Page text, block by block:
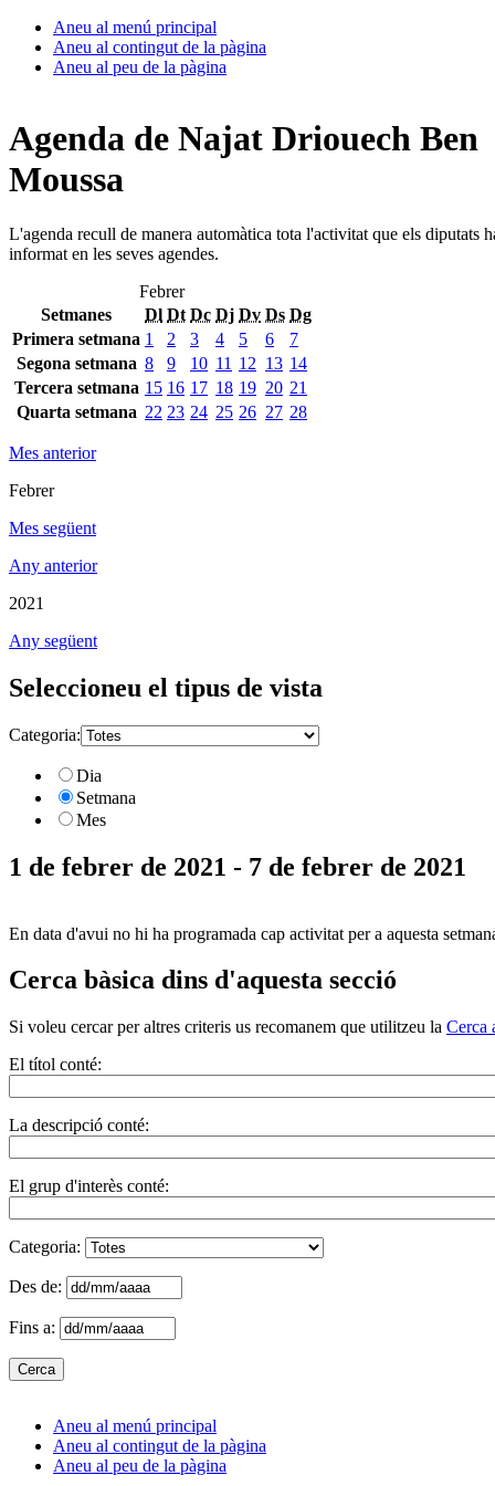
Aneu al menú principal
Aneu al contingut de la pàgina
Aneu al peu de la pàgina
Agenda de Najat Driouech Ben
Moussa
L'agenda recull de manera automàtica tota l'activitat que els diputats
informat en les seves agendes.
Febrer
Setmanes
Dl Dt Dc Dj Dv Ds Dg
Primera setmana 1 2 3 4 5 6
7
Segona setmana 8 9 10 11 12 13 14
Tercera setmana 15 16 17 18 19 20 21
Quarta setmana 22 23 24 25 26 27 28
Mes anterior
Febrer
Mes següent
Any anterior
2021
Any següent
Seleccioneu el tipus de vista
Categoria:
Dia
Setmana
Mes
1 de febrer de 2021 - 7 de febrer de 2021
En data d'avui no hi ha programada cap activitat per a aquesta
Cerca bàsica dins d'aquesta secció
Si voleu cercar per altres criteris us recomanem que utilitzeu la Cerca
El títol conté:
La descripció conté:
El grup d'interès conté:
Categoria:
Des de:
Fins a:
Aneu al menú principal
Aneu al contingut de la pàgina
Aneu al peu de la pàgina